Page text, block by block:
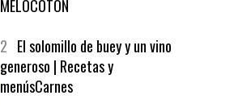
SOFRITO DE TOMATE AL CAFÉ Y
MELOCOTÓN